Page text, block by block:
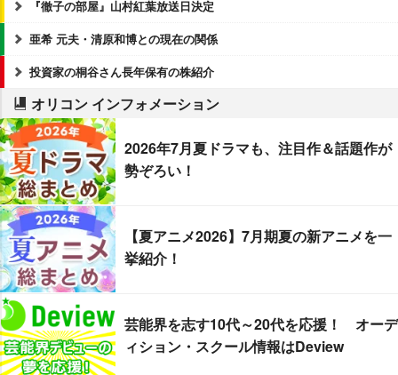
『徹子の部屋』山村紅葉放送日決定
亜希 元夫・清原和博との現在の関係
投資家の桐谷さん長年保有の株紹介
オリコン インフォメーション
2026年7月夏ドラマも、注目作＆話題作が
勢ぞろい！
【夏アニメ2026】7月期夏の新アニメを一
挙紹介！
芸能界を志す10代～20代を応援！ オーデ
ィション・スクール情報はDeview